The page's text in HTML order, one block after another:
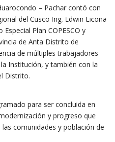
– Pachar contó con
del Cusco Ing. Edwin Licona
Plan COPESCO y
de Anta Distrito de
de múltiples trabajadores
Institución, y también con la
Distrito.
para ser concluida en
y progreso que
comunidades y población de